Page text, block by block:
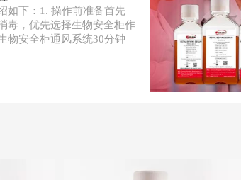
如下：1. 操作前准备首先
毒，优先选择生物安全柜作
物安全柜通风系统30分钟